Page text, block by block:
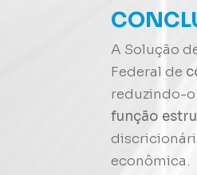
A Solução
Federal de
reduzindo-o
função
econômica.